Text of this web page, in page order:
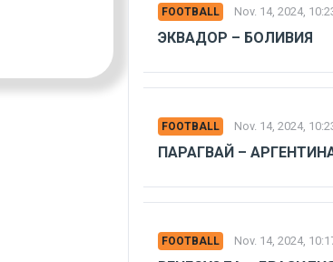
FOOTBALL Nov. 14, 2024,
ЭКВАДОР – БОЛИВИЯ
FOOTBALL Nov. 14, 2024,
ПАРАГВАЙ –
FOOTBALL Nov. 14, 2024,